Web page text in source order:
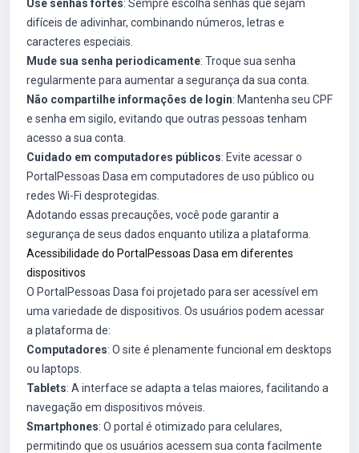
Use senhas fortes: Sempre escolha senhas que sejam
difíceis de adivinhar, combinando números, letras e
caracteres especiais.
Mude sua senha periodicamente: Troque sua senha
regularmente para aumentar a segurança da sua conta.
Não compartilhe informações de login: Mantenha seu CPF
e senha em sigilo, evitando que outras pessoas tenham
acesso a sua conta.
Cuidado em computadores públicos: Evite acessar o
PortalPessoas Dasa em computadores de uso público ou
redes Wi-Fi desprotegidas.
Adotando essas precauções, você pode garantir a
segurança de seus dados enquanto utiliza a plataforma.
Acessibilidade do PortalPessoas Dasa em diferentes
dispositivos
O PortalPessoas Dasa foi projetado para ser acessível em
uma variedade de dispositivos. Os usuários podem acessar
a plataforma de:
Computadores: O site é plenamente funcional em desktops
ou laptops.
Tablets: A interface se adapta a telas maiores, facilitando a
navegação em dispositivos móveis.
Smartphones: O portal é otimizado para celulares,
permitindo que os usuários acessem sua conta facilmente